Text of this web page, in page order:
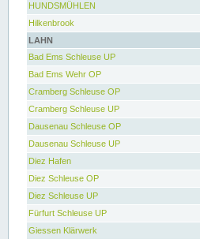
HUNDSMÜHLEN
Hilkenbrook
LAHN
Bad Ems Schleuse UP
Bad Ems Wehr OP
Cramberg Schleuse OP
Cramberg Schleuse UP
Dausenau Schleuse OP
Dausenau Schleuse UP
Diez Hafen
Diez Schleuse OP
Diez Schleuse UP
Fürfurt Schleuse UP
Giessen Klärwerk